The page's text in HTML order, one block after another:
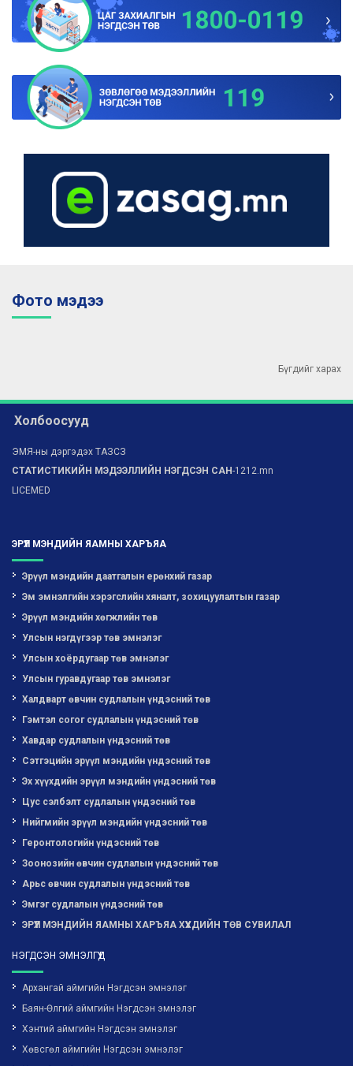
2017-06-29
"Эм, эмнэлгийн хэрэгсэл, эрүүл мэндийн бүтээгдэхүүний тухай"
хуулийн төсөлд санал авч байна
2017-06-08
"Гэр бүлийн хүчирхийлэлтэй тэмцэх тухай хуулийг дагаж гараж
журам"-уудад санал авч байна.
хэмжээний санал авч байна.
2017-05-31
”Ундны болон ахуйн усны хоногт шаардагдах зохистой хэмжээ
Фото мэдээ
Бүгдийг харах
Холбоосууд
ЭМЯ-ны дэргэдэх ТАЗСЗ
СТАТИСТИКИЙН МЭДЭЭЛЛИЙН НЭГДСЭН САН-1212.mn
LICEMED
ЭРҮҮЛ МЭНДИЙН ЯАМНЫ ХАРЪЯА
Эрүүл мэндийн даатгалын ерөнхий газар
Эм эмнэлгийн хэрэгслийн хяналт, зохицуулалтын газар
Эрүүл мэндийн хөгжлийн төв
Улсын нэгдүгээр төв эмнэлэг
Улсын хоёрдугаар төв эмнэлэг
Улсын гуравдугаар төв эмнэлэг
Халдварт өвчин судлалын үндэсний төв
Гэмтэл согог судлалын үндэсний төв
Хавдар судлалын үндэсний төв
Сэтгэцийн эрүүл мэндийн үндэсний төв
Эх хүүхдийн эрүүл мэндийн үндэсний төв
Цус сэлбэлт судлалын үндэсний төв
Нийгмийн эрүүл мэндийн үндэсний төв
Геронтологийн үндэсний төв
Зоонозийн өвчин судлалын үндэсний төв
Арьс өвчин судлалын үндэсний төв
Эмгэг судлалын үндэсний төв
ЭРҮҮЛ МЭНДИЙН ЯАМНЫ ХАРЪЯА ХҮҮХДИЙН ТӨВ СУВИЛАЛ
НЭГДСЭН ЭМНЭЛГҮҮД
Архангай аймгийн Нэгдсэн эмнэлэг
Баян-Өлгий аймгийн Нэгдсэн эмнэлэг
Хэнтий аймгийн Нэгдсэн эмнэлэг
Хөвсгөл аймгийн Нэгдсэн эмнэлэг